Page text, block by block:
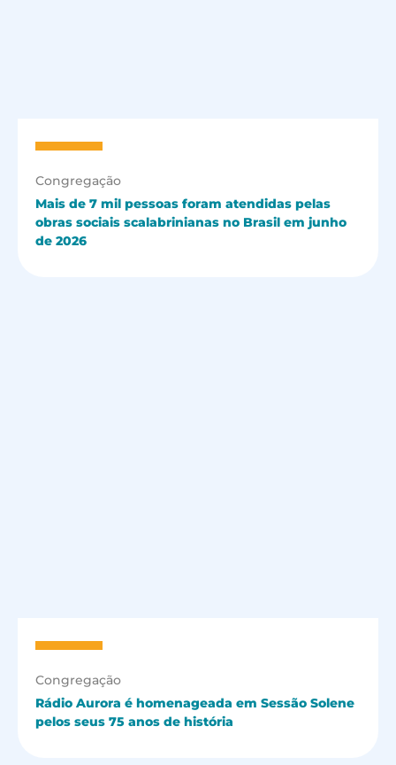
Congregação
Mais de 7 mil pessoas foram atendidas pelas
obras sociais scalabrinianas no Brasil em junho
de 2026
Congregação
Rádio Aurora é homenageada em Sessão Solene
pelos seus 75 anos de história